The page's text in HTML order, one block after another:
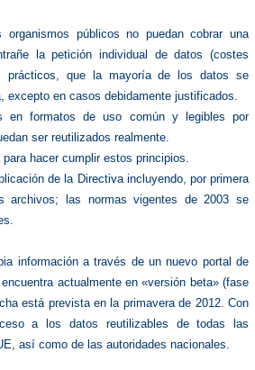
públicos no puedan cobrar una
la petición individual de datos (costes
prácticos, que la mayoría de los datos se
en casos debidamente justificados.
en formatos de uso común y legibles por
ser reutilizados realmente.
hacer cumplir estos principios.
de la Directiva incluyendo, por primera
las normas vigentes de 2003 se
información a través de un nuevo portal de
actualmente en «versión beta» (fase
está prevista en la primavera de 2012. Con
a los datos reutilizables de todas las
así como de las autoridades nacionales.